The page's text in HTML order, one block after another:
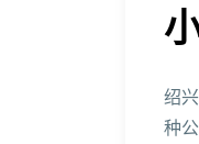
绍
种